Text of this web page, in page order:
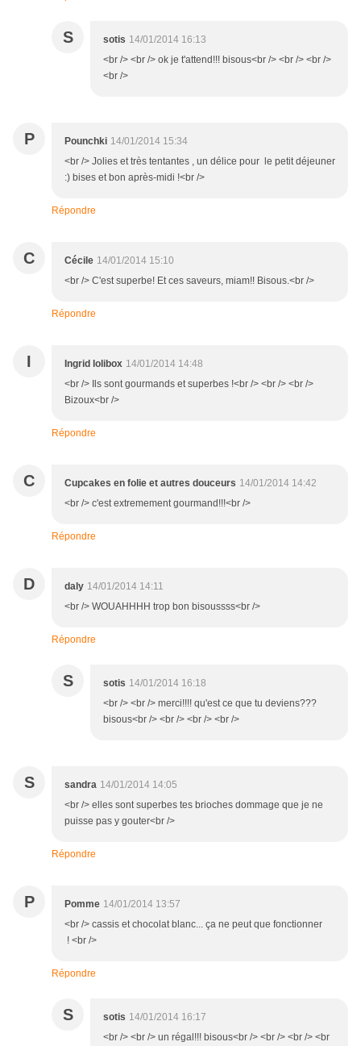
S sotis 14/01/2014 16:13
<br /> <br /> ok je t'attend!!! bisous<br /> <br /> <br />
<br />
P Pounchki 14/01/2014 15:34
<br /> Jolies et très tentantes , un délice pour le petit déjeuner
:) bises et bon après-midi !<br />
Répondre
C Cécile 14/01/2014 15:10
<br /> C'est superbe! Et ces saveurs, miam!! Bisous.<br />
Répondre
I Ingrid lolibox 14/01/2014 14:48
<br /> Ils sont gourmands et superbes !<br /> <br /> <br />
Bizoux<br />
Répondre
C Cupcakes en folie et autres douceurs 14/01/2014 14:42
<br /> c'est extremement gourmand!!!<br />
Répondre
D daly 14/01/2014 14:11
<br /> WOUAHHHH trop bon bisoussss<br />
Répondre
S sotis 14/01/2014 16:18
<br /> <br /> merci!!!! qu'est ce que tu deviens???
bisous<br /> <br /> <br /> <br />
S sandra 14/01/2014 14:05
<br /> elles sont superbes tes brioches dommage que je ne
puisse pas y gouter<br />
Répondre
P Pomme 14/01/2014 13:57
<br /> cassis et chocolat blanc... ça ne peut que fonctionner
! <br />
Répondre
S sotis 14/01/2014 16:17
<br /> <br /> un régal!!! bisous<br /> <br /> <br /> <br